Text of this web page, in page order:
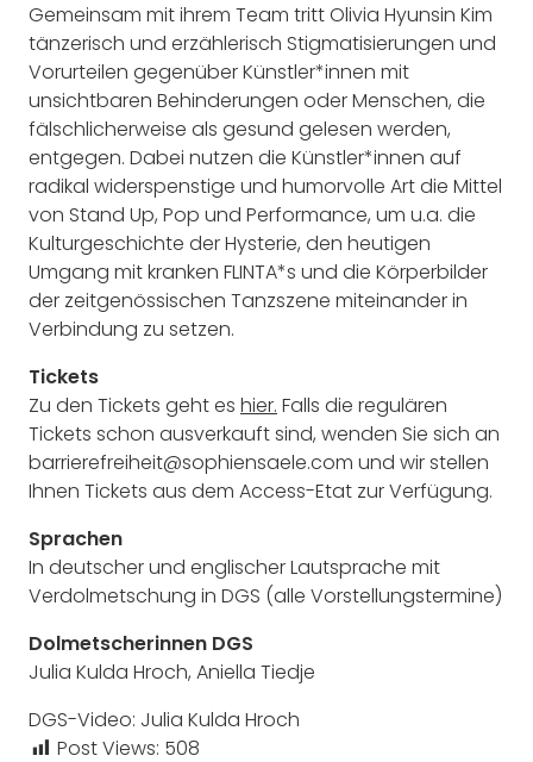
Gemeinsam mit ihrem Team tritt Olivia Hyunsin Kim
tänzerisch und erzählerisch Stigmatisierungen und
Vorurteilen gegenüber Künstler*innen mit
unsichtbaren Behinderungen oder Menschen, die
fälschlicherweise als gesund gelesen werden,
entgegen. Dabei nutzen die Künstler*innen auf
radikal widerspenstige und humorvolle Art die Mittel
von Stand Up, Pop und Performance, um u.a. die
Kulturgeschichte der Hysterie, den heutigen
Umgang mit kranken FLINTA*s und die Körperbilder
der zeitgenössischen Tanzszene miteinander in
Verbindung zu setzen.
Tickets
Zu den Tickets geht es hier. Falls die regulären
Tickets schon ausverkauft sind, wenden Sie sich an
barrierefreiheit@sophiensaele.com und wir stellen
Ihnen Tickets aus dem Access-Etat zur Verfügung.
Sprachen
In deutscher und englischer Lautsprache mit
Verdolmetschung in DGS (alle Vorstellungstermine)
Dolmetscherinnen DGS
Julia Kulda Hroch, Aniella Tiedje
DGS-Video: Julia Kulda Hroch
Post Views: 508